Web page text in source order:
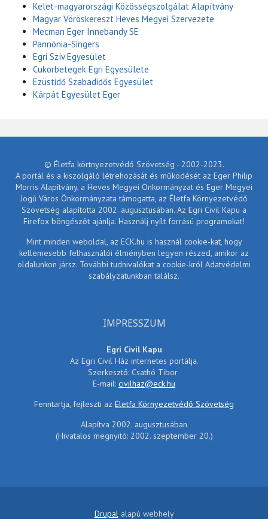
Kelet-magyarországi Közösségszolgálat Alapítvány
Magyar Vöröskereszt Heves Megyei Szervezete
Mecman Eger Innebandy SE
Pannónia-Singers
Egri Szív Egyesület
Cukorbetegek Egri Egyesülete
Ezüstidő Szabadidős Egyesület
Kárpát Egyesület Eger
© Életfa körtnyezetvédő Szövetség - 2002-2023.
A portál és a kiszolgáló létrehozását és működését az Eger Philip
Morris Alapítvány, a Heves Megyei Önkormányzat és Eger Megyei
Jogú Város Önkormányzata támogatta, az Életfa Környezetvédő
Szövetség alapította 2002. augusztusában. Az Egri Civil Kapu a
Firefox böngészőt ajánlja. Használj nyílt forrású programokat!
Mint minden weboldal, az ECK.hu is használ cookie-kat, hogy
kellemesebb felhasználói élményben legyen részed, amikor az
oldalunkon jársz. További tudnivalókat a cookie-król Adatvédelmi
szabályzatunkban találsz.
IMPRESSZUM
Egri Civil Kapu
Az Egri Civil Ház internetes portálja.
Szerkesztő: Csathó Tibor
E-mail: civilhaz@eck.hu
Fenntartja, fejleszti az Életfa Környezetvédő Szövetség
Alapítva 2002. augusztusában
(Hivatalos megnyitó: 2002. szeptember 20.)
Drupalalapú webhely